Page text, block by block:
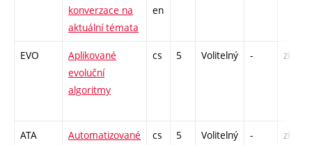
konverzace na
aktuální témata
en
EVO
Aplikované
evoluční
algoritmy
cs 5 Volitelný - zk
ATA
Automatizované
cs 5 Volitelný - zk